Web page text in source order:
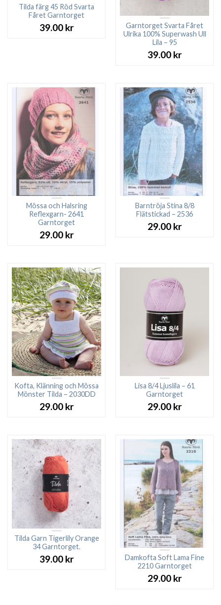
Tilda färg 45 Röd Svarta
Fåret Garntorget
39.00 kr
Garntorget Svarta Fåret
Ulrika 100% Superwash Ull
Lila – 95
39.00 kr
Mössa och Halsring
Reflexgarn- 2641
Garntorget
29.00 kr
Barntröja Stina 8/8
Flätstickad – 2536
29.00 kr
Kofta, Klänning och Mössa
Mönster Tilda – 2030DD
29.00 kr
Lisa 8/4 Ljuslila – 61
Garntorget
29.00 kr
Tilda Garn Tigerlily Orange
34 Garntorget.
39.00 kr
Damkofta Soft Lama Fine
2210 Garntorget
29.00 kr